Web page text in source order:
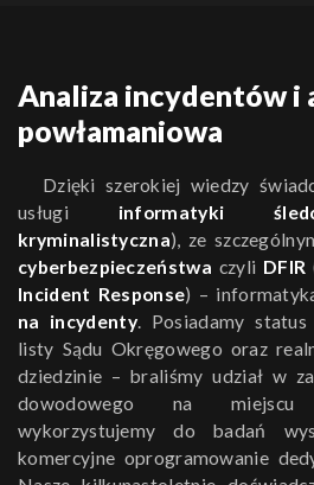
Analiza incydentów i
powłamaniowa
Dzięki szerokiej wiedzy
usługi informatyki
kryminalistyczna), ze
cyberbezpieczeństwa czyli DFIR
Incident Response) –
na incydenty. Posiadamy status
listy Sądu Okręgowego oraz
dziedzinie – braliśmy udział w
dowodowego na
wykorzystujemy do badań
komercyjne oprogramowanie